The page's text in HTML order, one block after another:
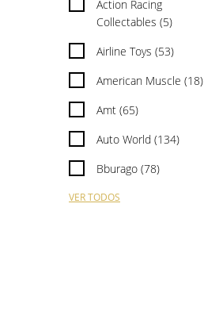
Action Racing
Collectables (5)
Airline Toys (53)
American Muscle (18)
Amt (65)
Auto World (134)
Bburago (78)
VER TODOS